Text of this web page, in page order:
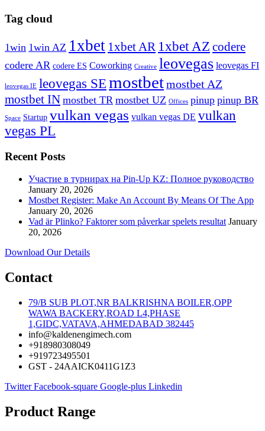
Tag cloud
1win 1win AZ 1xbet 1xbet AR 1xbet AZ codere
codere AR codere ES Coworking Creative leovegas leovegas FI
leovegas IE leovegas SE mostbetmostbet AZ
mostbet IN mostbet TR mostbet UZ Offices pinup pinup BR
Space Startup vulkan vegas vulkan vegas DE vulkan
vegas PL
Recent Posts
Участие в турнирах на Pin-Up KZ: Полное руководство
January 20, 2026
Mostbet Register: Make An Account By Means Of The App
January 20, 2026
Vad är Plinko? Faktorer som påverkar spelets resultat January
20, 2026
Download Our Details
Contact
79/B SUB PLOT,NR BALKRISHNA BOILER,OPP
WAWA BACKERY,ROAD L4,PHASE
1,GIDC,VATAVA,AHMEDABAD 382445
info@kaldenengimech.com
+918980308049
+919723495501
GST - 24AAICK0411G1Z3
Twitter Facebook-square Google-plus Linkedin
Product Range